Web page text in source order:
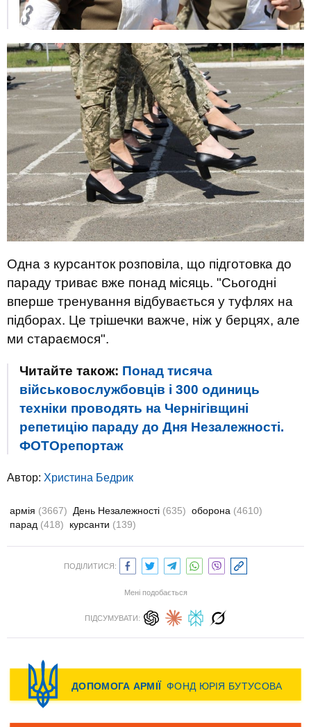
Одна з курсанток розповіла, що підготовка до
параду триває вже понад місяць. "Сьогодні
вперше тренування відбувається у туфлях на
підборах. Це трішечки важче, ніж у берцях, але
ми стараємося".
Читайте також: Понад тисяча
військовослужбовців і 300 одиниць
техніки проводять на Чернігівщині
репетицію параду до Дня Незалежності.
ФОТОрепортаж
Автор: Христина Бедрик
армія (3667) День Незалежності (635) оборона (4610)
парад (418) курсанти (139)
ПОДІЛИТИСЯ:
Мені подобається
ПІДСУМУВАТИ: